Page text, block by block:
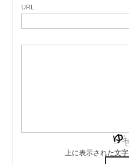
URL
上に表示された文